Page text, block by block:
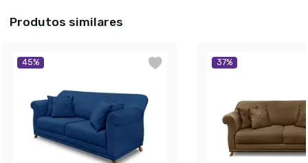
Produtos similares
45% 37%